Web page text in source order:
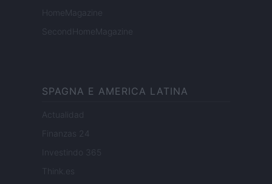
HomeMagazine
SecondHomeMagazine
SPAGNA E AMERICA LATINA
Actualidad
Finanzas 24
Investindo 365
Think.es